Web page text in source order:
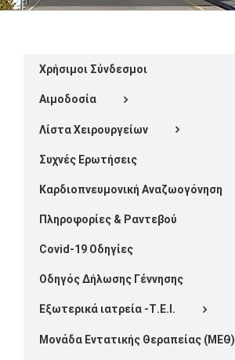
Χρήσιμοι Σύνδεσμοι
Αιμοδοσία
Λίστα Χειρουργείων
Συχνές Ερωτήσεις
Καρδιοπνευμονική Αναζωογόνηση
Πληροφορίες & Ραντεβού
Covid-19 Οδηγίες
Οδηγός Δήλωσης Γέννησης
Εξωτερικά ιατρεία -Τ.Ε.Ι.
Μονάδα Εντατικής Θεραπείας (ΜΕΘ)